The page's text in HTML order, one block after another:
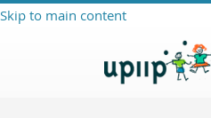
Skip to main content